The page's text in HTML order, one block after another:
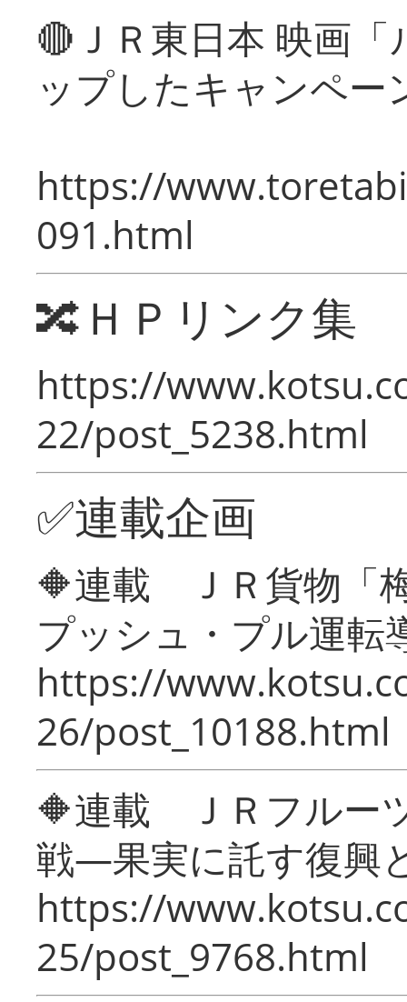
🔴ＪＲ東日本 映画
ップしたキャンペー
https://
091.html
🔀ＨＰリンク集
https://
22/post_5238.html
✅連載企画
🔶連載 ＪＲ貨物「
プッシュ・プル運転
https://
26/post_10188.html
🔶連載 ＪＲフルー
戦―果実に託す復興
https://
25/post_9768.html